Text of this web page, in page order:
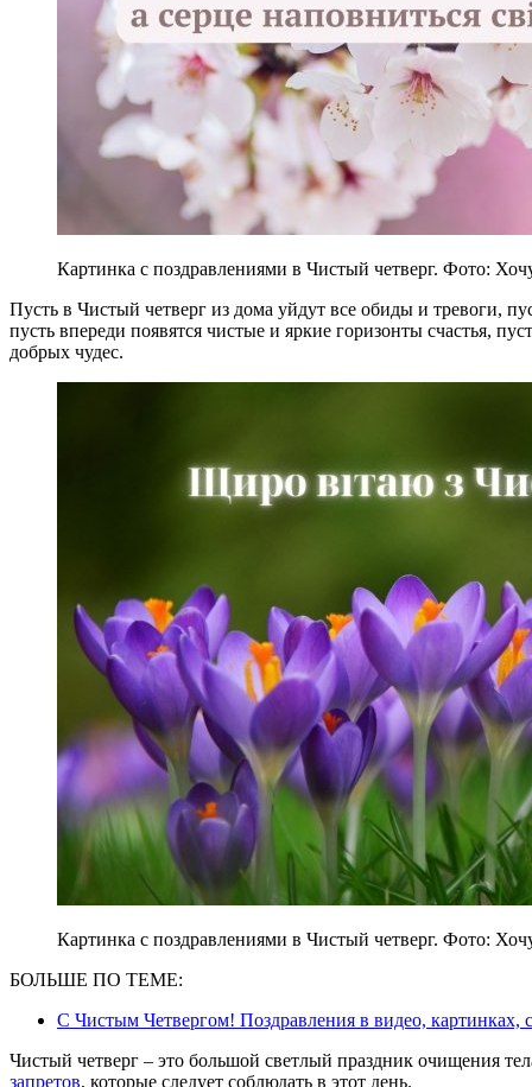
Картинка с поздравлениями в Чистый четверг. Фото:
Пусть в Чистый четверг из дома уйдут все обиды и тревоги,
пусть впереди появятся чистые и яркие горизонты счастья,
добрых чудес.
Картинка с поздравлениями в Чистый четверг. Фото:
БОЛЬШЕ ПО ТЕМЕ:
С Чистым Четвергом! Поздравления в видео,
Чистый четверг – это большой светлый праздник очищения
запретов, которые следует соблюдать в этот день.